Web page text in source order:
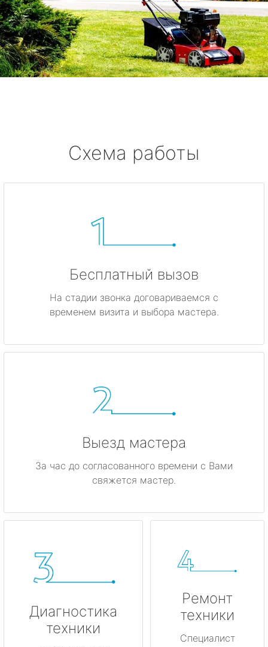
Схема работы
Бесплатный вызов
На стадии звонка договариваемся с
временем визита и выбора мастера.
Выезд мастера
За час до согласованного времени с Вами
свяжется мастер.
Диагностика
техники
Ремонт
техники
Специалист